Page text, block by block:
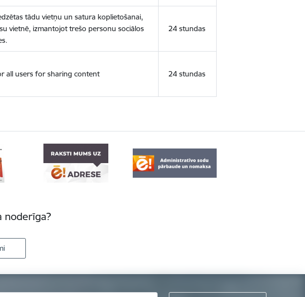
tādu vietņu un satura koplietošanai,
vietnē, izmantojot trešo personu sociālos
24 stundas
all users for sharing content 24 stundas
noderīga?